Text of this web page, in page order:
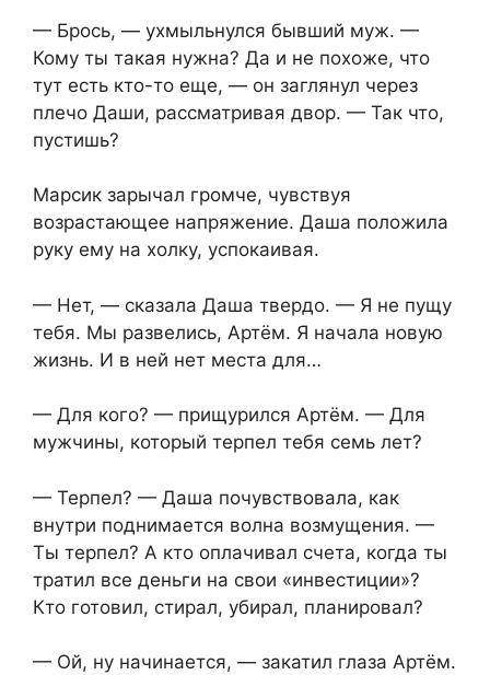
— Брось, — ухмыльнулся бывший муж. —
Кому ты такая нужна? Да и не похоже, что
тут есть кто-то еще, — он заглянул через
плечо Даши, рассматривая двор. — Так что,
пустишь?
Марсик зарычал громче, чувствуя
возрастающее напряжение. Даша положила
руку ему на холку, успокаивая.
— Нет, — сказала Даша твердо. — Я не пущу
тебя. Мы развелись, Артём. Я начала новую
жизнь. И в ней нет места для…
— Для кого? — прищурился Артём. — Для
мужчины, который терпел тебя семь лет?
— Терпел? — Даша почувствовала, как
внутри поднимается волна возмущения. —
Ты терпел? А кто оплачивал счета, когда ты
тратил все деньги на свои «инвестиции»?
Кто готовил, стирал, убирал, планировал?
— Ой, ну начинается, — закатил глаза Артём.